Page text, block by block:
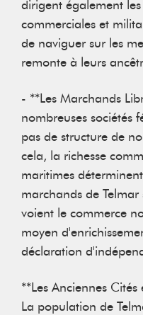
dirigent également
commerciales et
de naviguer sur les
remonte à leurs
- **Les Marchands
nombreuses sociétés
pas de structure de
cela, la richesse
maritimes
marchands de
voient le commerce
moyen
déclaration
**Les Anciennes
La population de